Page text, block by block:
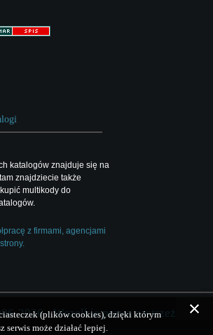
katalogów znajduje się na
znajdziecie także
multikody do
z firmami, agencjami
2026 - Wszelkie prawa zastrzeżone
(plików cookies), dzięki którym
serwis może działać lepiej.